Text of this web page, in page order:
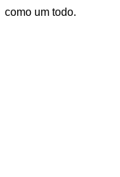
como um todo.